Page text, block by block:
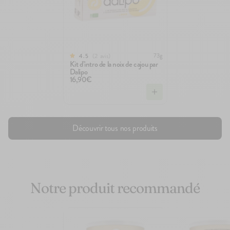
4.5 73g
Kit d’intro de la noix de cajou par
Dalipo
16,90€
Découvrir tous nos produits
Notre produit recommandé